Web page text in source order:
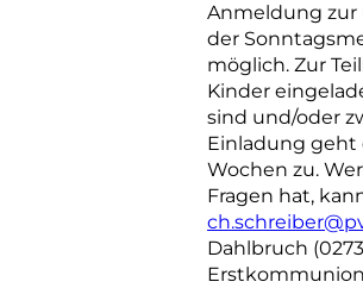
Anmeldung zur
der
möglich. Zur
Kinder
sind und/oder
Einladung
Wochen zu.
Fragen hat,
Dahlbruch